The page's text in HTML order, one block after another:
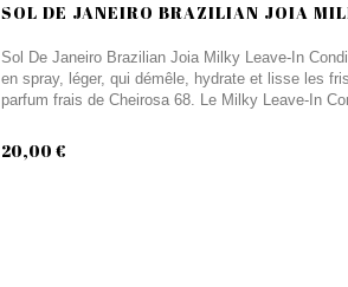
SOL DE JANEIRO BRAZILIAN JOIA
Sol De Janeiro Brazilian Joia Milky Leave-In
en spray, léger, qui démêle, hydrate et lisse les
parfum frais de Cheirosa 68. Le Milky Leave-In
20,00 €